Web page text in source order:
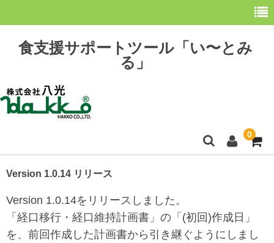
食支援サポートツール「い〜とみ
る」
0
ホーム
最新情報
購 入
Version 1.0.14 リリース
Version 1.0.14をリリースしました。
「経口移行・経口維持計画書」の「(初回)作成日」
を、前回作成した計画書から引き継ぐようにしまし